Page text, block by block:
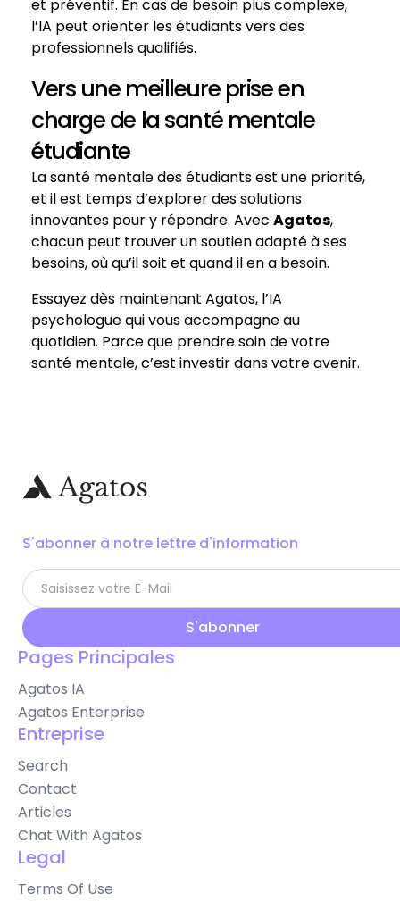
et préventif. En cas de besoin plus complexe,
l’IA peut orienter les étudiants vers des
professionnels qualifiés.
Vers une meilleure prise en
charge de la santé mentale
étudiante
La santé mentale des étudiants est une priorité,
et il est temps d’explorer des solutions
innovantes pour y répondre. Avec Agatos,
chacun peut trouver un soutien adapté à ses
besoins, où qu’il soit et quand il en a besoin.
Essayez dès maintenant Agatos, l’IA
psychologue qui vous accompagne au
quotidien. Parce que prendre soin de votre
santé mentale, c’est investir dans votre avenir.
S'abonner à notre lettre d'information
Pages Principales
Agatos IA
Agatos Enterprise
Entreprise
Search
Contact
Articles
Chat With Agatos
Legal
Terms Of Use